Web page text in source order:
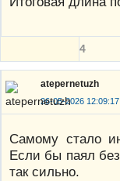
4
atepernetuzh
26-05-2026 12:09:17
Самому стало
Если бы паял
так сильно.